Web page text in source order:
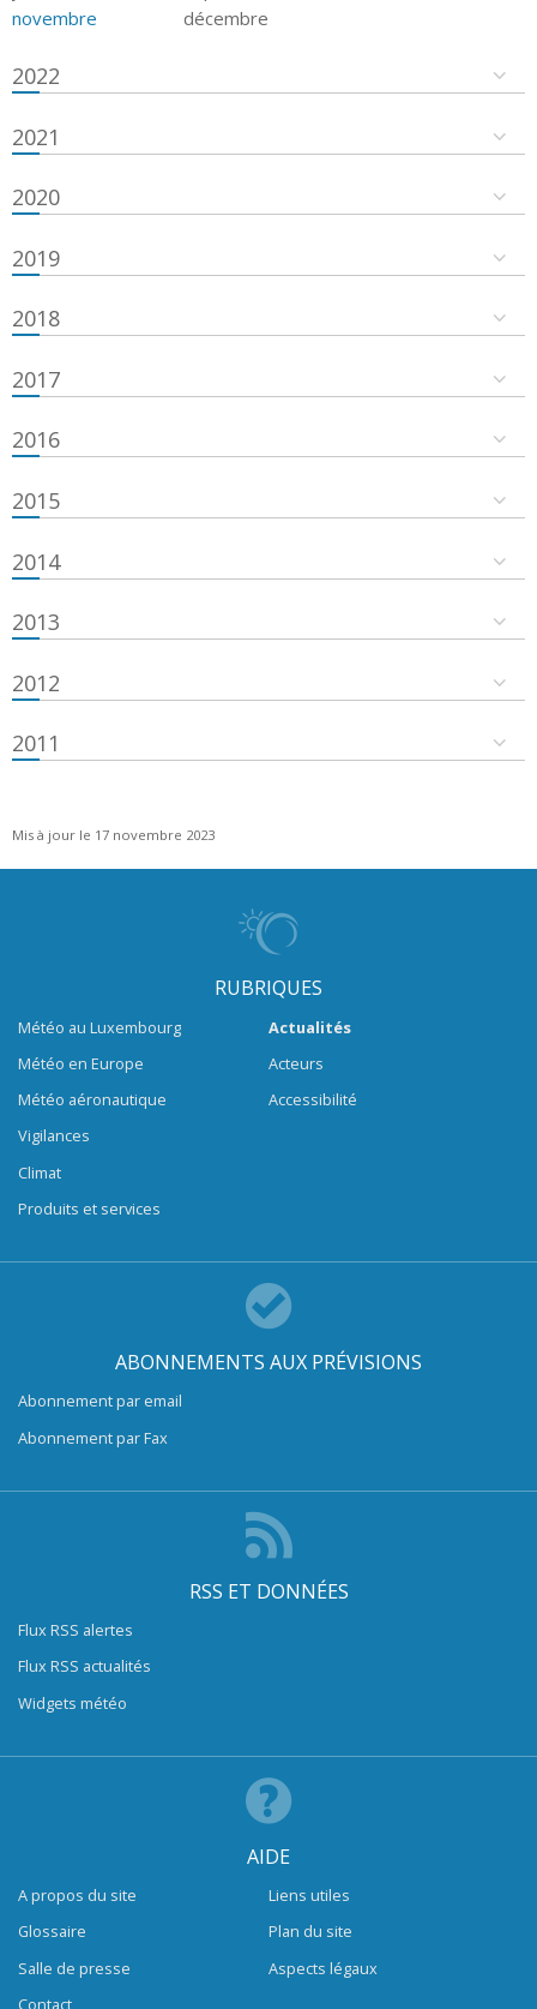
novembre
décembre
2022
2021
2020
2019
2018
2017
2016
2015
2014
2013
2012
2011
Mis à jour le 17 novembre 2023
RUBRIQUES
Météo au Luxembourg
Météo en Europe
Météo aéronautique
Vigilances
Climat
Produits et services
Actualités
Acteurs
Accessibilité
ABONNEMENTS AUX PRÉVISIONS
Abonnement par email
Abonnement par Fax
RSS ET DONNÉES
Flux RSS alertes
Flux RSS actualités
Widgets météo
AIDE
A propos du site
Glossaire
Salle de presse
Contact
Liens utiles
Plan du site
Aspects légaux